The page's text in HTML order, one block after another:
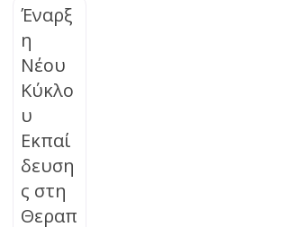
Δεσμού.
Το πένθος
είναι μια
φυσική,
οργανική
διεργασία
εξέλιξης
και
γής, η
οποία
μπορεί να
Έναρξ
η
Νέου
Κύκλο
υ
Εκπαί
δευση
ς στη
Θεραπ